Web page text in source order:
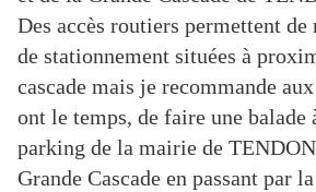
Des accès routiers permettent
de stationnement situées à
cascade mais je recommande
ont le temps, de faire une balade
parking de la mairie de
Grande Cascade en passant par